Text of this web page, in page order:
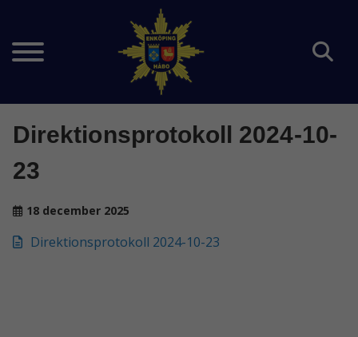
Direktionsprotokoll 2024-10-
23
18 december 2025
Direktionsprotokoll 2024-10-23